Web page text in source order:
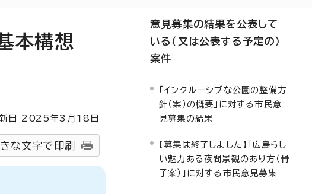
本構想
日 2025年3月 18 日
な文字で印刷
意見募集の結果を公表して
いる（又は公表する予定の）
案件
「インクルーシブな公園の整備方
針（案）の概要」に対する市民意
見募集の結果
【募集は終了しました】「広島らし
い魅力ある夜間景観のあり方（骨
子案）」に対する市民意見募集